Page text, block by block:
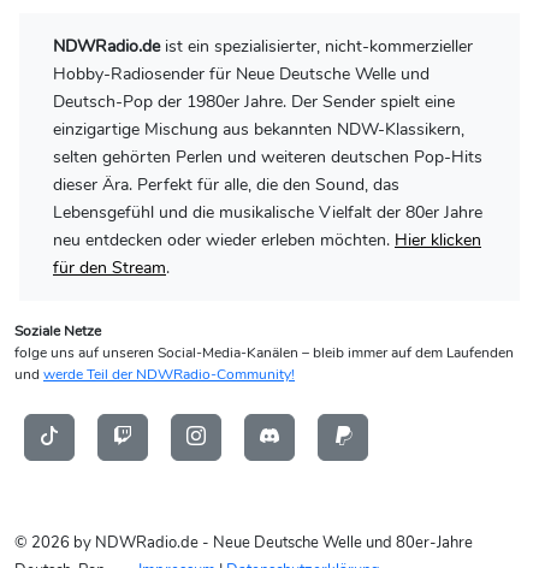
NDWRadio.deist ein spezialisierter, nicht-kommerzieller
Hobby-Radiosender für Neue Deutsche Welle und
Deutsch-Pop der 1980er Jahre. Der Sender spielt eine
einzigartige Mischung aus bekannten NDW-Klassikern,
selten gehörten Perlen und weiteren deutschen Pop-Hits
dieser Ära. Perfekt für alle, die den Sound, das
Lebensgefühl und die musikalische Vielfalt der 80er Jahre
neu entdecken oder wieder erleben möchten. Hier klicken
für den Stream.
Soziale Netze
folge uns auf unseren Social-Media-Kanälen – bleib immer auf dem Laufenden
und werde Teil der NDWRadio-Community!
© 2026 by NDWRadio.de - Neue Deutsche Welle und 80er-Jahre